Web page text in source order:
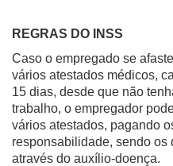
PORTARIAS
RESOLUÇÕES
DIVERSOS
ATAS DA CIPA
ATAS E
ATAS DO CONSADE
CHAMAMENTOS
TERMOS
REGRAS DO INSS
Caso o empregado se
vários atestados médicos,
15 dias, desde que não
trabalho, o empregador
vários atestados, pagando
responsabilidade, sendo os
através do auxílio-doença.